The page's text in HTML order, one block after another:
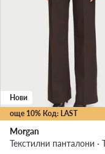
още 10% Код: LAST
Нови
Morgan